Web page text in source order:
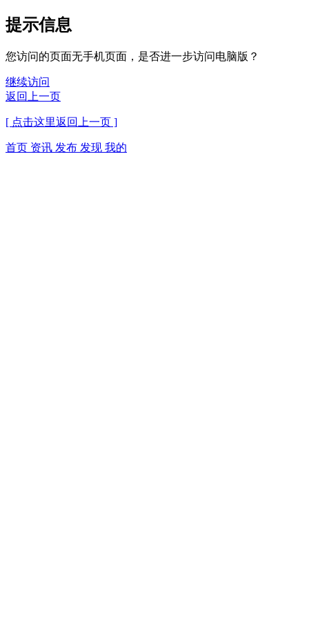
提示信息
您访问的页面无手机页面，是否进一步访问电脑版？
继续访问
返回上一页
[ 点击这里返回上一页 ]
首页 资讯 发布 发现 我的